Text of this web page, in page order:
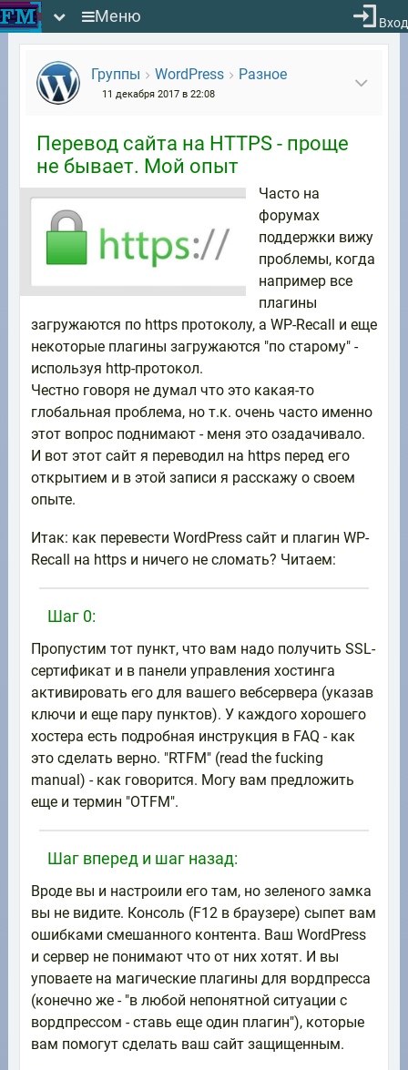
Группы WordPress Разное
11 декабря 2017 в 22:08
Перевод сайта на HTTPS - проще
не бывает. Мой опыт
Часто на
форумах
поддержки вижу
проблемы, когда
например все
плагины
загружаются по https протоколу, а WP-Recall и еще
некоторые плагины загружаются "по старому" -
используя http-протокол.
Честно говоря не думал что это какая-то
глобальная проблема, но т.к. очень часто именно
этот вопрос поднимают - меня это озадачивало.
И вот этот сайт я переводил на https перед его
открытием и в этой записи я расскажу о своем
опыте.
Итак: как перевести WordPress сайт и плагин WP-
Recall на https и ничего не сломать? Читаем:
Шаг 0:
Пропустим тот пункт, что вам надо получить SSL-
сертификат и в панели управления хостинга
активировать его для вашего вебсервера (указав
ключи и еще пару пунктов). У каждого хорошего
хостера есть подробная инструкция в FAQ - как
это сделать верно. "RTFM" (read the fucking
manual) - как говорится. Могу вам предложить
еще и термин "OTFM".
Шаг вперед и шаг назад:
Вроде вы и настроили его там, но зеленого замка
вы не видите. Консоль (F12 в браузере) сыпет вам
ошибками смешанного контента. Ваш WordPress
и сервер не понимают что от них хотят. И вы
уповаете на магические плагины для вордпресса
(конечно же - "в любой непонятной ситуации с
вордпрессом - ставь еще один плагин"), которые
вам помогут сделать ваш сайт защищенным.
Меню Вход